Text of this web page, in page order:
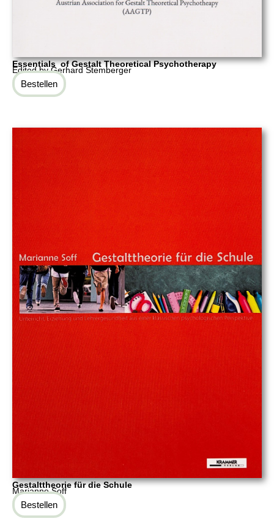
Essentials of Gestalt Theoretical Psychotherapy
Edited by Gerhard Stemberger
Bestellen
Gestalttheorie für die Schule
Marianne Soff
Bestellen